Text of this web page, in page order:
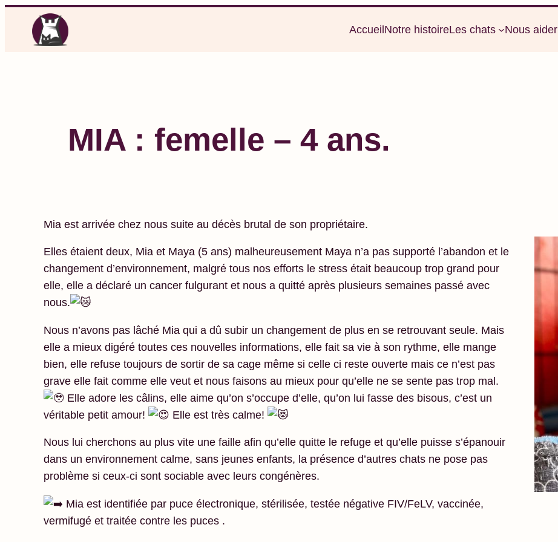
contenu
AccueilNotre histoireLes chats Nous aider
MIA : femelle – 4 ans.
Mia est arrivée chez nous suite au décès brutal de son propriétaire.
Elles étaient deux, Mia et Maya (5 ans) malheureusement Maya n’a pas supporté l’abandon et le
changement d’environnement, malgré tous nos efforts le stress était beaucoup trop grand pour
elle, elle a déclaré un cancer fulgurant et nous a quitté après plusieurs semaines passé avec
nous.
Nous n’avons pas lâché Mia qui a dû subir un changement de plus en se retrouvant seule. Mais
elle a mieux digéré toutes ces nouvelles informations, elle fait sa vie à son rythme, elle mange
bien, elle refuse toujours de sortir de sa cage même si celle ci reste ouverte mais ce n’est pas
grave elle fait comme elle veut et nous faisons au mieux pour qu’elle ne se sente pas trop mal.
Elle adore les câlins, elle aime qu’on s’occupe d’elle, qu’on lui fasse des bisous, c’est un
véritable petit amour!
Elle est très calme!
Nous lui cherchons au plus vite une faille afin qu’elle quitte le refuge et qu’elle puisse s’épanouir
dans un environnement calme, sans jeunes enfants, la présence d’autres chats ne pose pas
problème si ceux-ci sont sociable avec leurs congénères.
Mia est identifiée par puce électronique, stérilisée, testée négative FIV/FeLV, vaccinée,
vermifugé et traitée contre les puces .